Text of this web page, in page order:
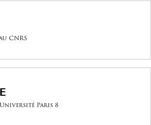
CNRS
Paris 8